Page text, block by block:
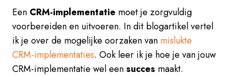
Een CRM-implementatie moet je zorgvuldig
voorbereiden en uitvoeren. In dit blogartikel vertel
ik je over de mogelijke oorzaken van mislukte
CRM-implementaties. Ook leer ik je hoe je van jouw
CRM-implementatie wel eensucces maakt.